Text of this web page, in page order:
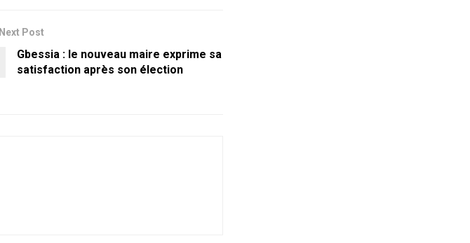
Next Post
Gbessia : le nouveau maire exprime sa
satisfaction après son élection